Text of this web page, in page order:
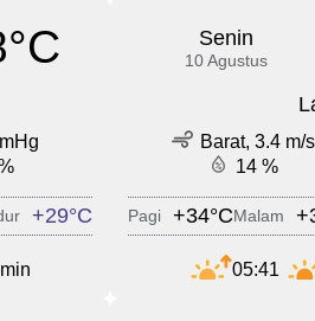
+29°C
Senin
10 Agustus
Barat, 3.4 m/s
14 %
Pagi +34°CMalam
05:41